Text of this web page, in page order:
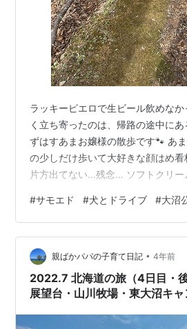
ラッキーピエロで生ビール飲めな
く立ち寄ったのは、帰路の途中に
ずはすあまお嬢様の散歩です🐾 あ
の少しだけ歩いて大好きな顔はめ
片方出てない…残念… ソフトクリー
うだい〜〜〜、ワォーン❗️』ってう
いからちょっとだけあげて、、、
た🐮 牛はこちらに興味津々で何頭
が、すあまは怖いのか全然近づけま
な生き物が恐ろしいのでしょうかね
記念撮影は実現しませんでした…
#サモエド #犬とドライブ #大沼
親ばかパパの子育て日記 • 4年前
2022.7 北海道の旅（4日目・
展望台・山川牧場・東大沼キ